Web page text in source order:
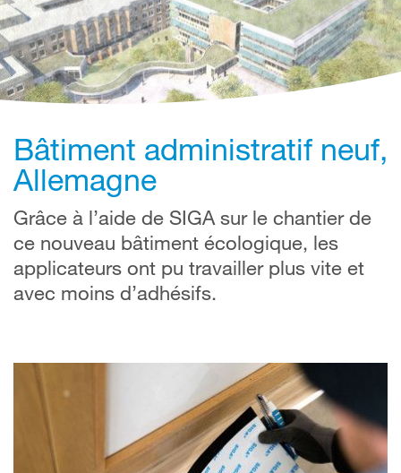
Bâtiment administratif neuf,
Allemagne
Grâce à l’aide de SIGA sur le chantier de
ce nouveau bâtiment écologique, les
applicateurs ont pu travailler plus vite et
avec moins d’adhésifs.